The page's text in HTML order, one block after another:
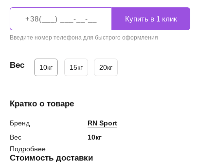
Введите номер телефона для быстрого оформления
Вес 10кг 15кг 20кг
Кратко о товаре
Бренд
RN Sport
Вес
10кг
Подробнее
Стоимость доставки